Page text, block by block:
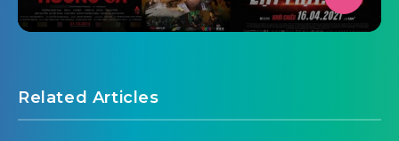
Related Articles